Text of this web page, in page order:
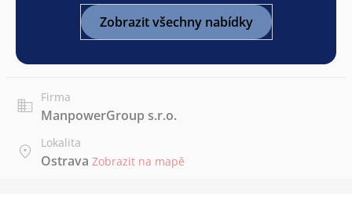
Zobrazit všechny nabídky
Firma
ManpowerGroup s.r.o.
Lokalita
Ostrava Zobrazit na mapě